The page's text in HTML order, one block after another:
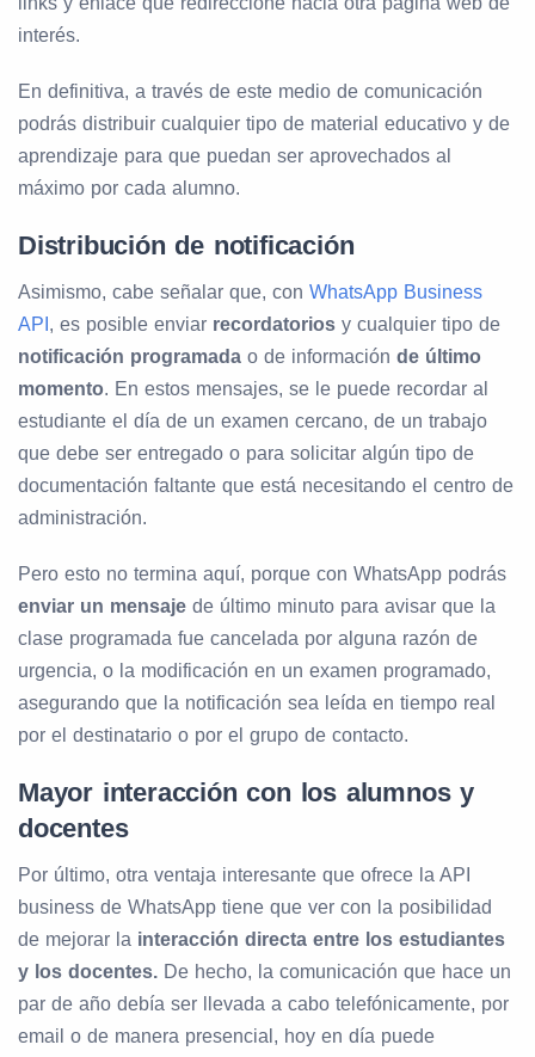
interés.
En definitiva, a través de este medio de comunicación
podrás distribuir cualquier tipo de material educativo y de
aprendizaje para que puedan ser aprovechados al
máximo por cada alumno.
Distribución de notificación
Asimismo, cabe señalar que, con WhatsApp Business
API , es posible enviar recordatorios y cualquier tipo de
notificación programada o de información de último
momento. En estos mensajes, se le puede recordar al
estudiante el día de un examen cercano, de un trabajo
que debe ser entregado o para solicitar algún tipo de
documentación faltante que está necesitando el centro de
administración.
Pero esto no termina aquí, porque con WhatsApp podrás
enviar un mensaje de último minuto para avisar que la
clase programada fue cancelada por alguna razón de
urgencia, o la modificación en un examen programado,
asegurando que la notificación sea leída en tiempo real
por el destinatario o por el grupo de contacto.
Mayor interacción con los alumnos y
docentes
Por último, otra ventaja interesante que ofrece la API
business de WhatsApp tiene que ver con la posibilidad
de mejorar la interacción directa entre los estudiantes
y los docentes. De hecho, la comunicación que hace un
par de año debía ser llevada a cabo telefónicamente, por
email o de manera presencial, hoy en día puede